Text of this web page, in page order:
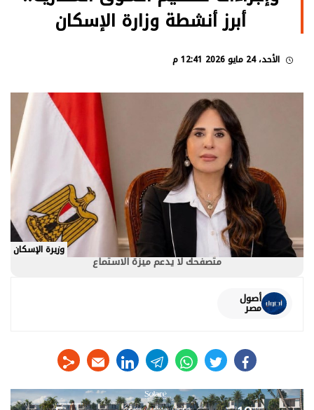
أبرز أنشطة وزارة الإسكان
الأحد، 24 مايو 2026 12:41 م
وزيرة الإسكان
متصفحك لا يدعم ميزة الاستماع
أصول
مصر
facebook
twitter
whats
telegram
linkedin